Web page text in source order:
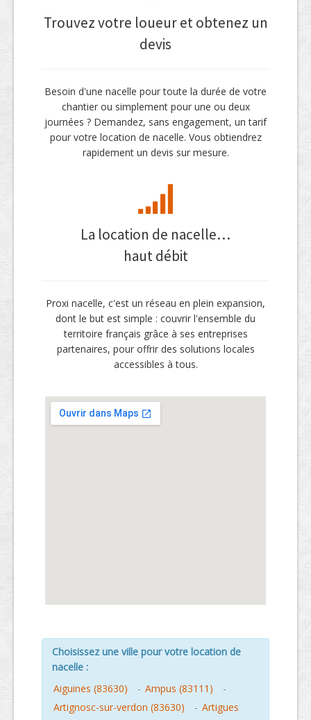
Trouvez votre loueur et obtenez un
devis
Besoin d'une nacelle pour toute la durée de votre
chantier ou simplement pour une ou deux
journées ? Demandez, sans engagement, un tarif
pour votre location de nacelle. Vous obtiendrez
rapidement un devis sur mesure.
La location de nacelle…
haut débit
Proxi nacelle, c'est un réseau en plein expansion,
dont le but est simple : couvrir l'ensemble du
territoire français grâce à ses entreprises
partenaires, pour offrir des solutions locales
accessibles à tous.
Choisissez une ville pour votre location de
nacelle :
Aiguines (83630)
- Ampus (83111)
-
Artignosc-sur-verdon (83630)
- Artigues